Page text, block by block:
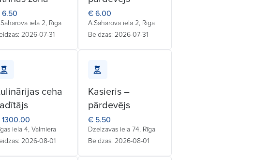
iela 2, Rīga
2026-07-31
€ 6.00
A.Saharova iela 2, Rīga
Beidzas: 2026-07-31
ceha
iela 4, Valmiera
2026-08-01
Kasieris –
pārdevējs
€ 5.50
Dzelzavas iela 74, Rīga
Beidzas: 2026-08-01